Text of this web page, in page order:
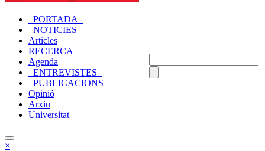
_PORTADA_
_NOTICIES_
Articles
RECERCA
Agenda
_ENTREVISTES_
_PUBLICACIONS_
Opinió
Arxiu
Universitat
×